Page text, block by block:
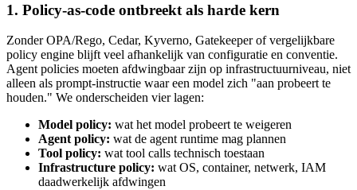
1. Policy-as-code ontbreekt als harde kern
Zonder OPA/Rego, Cedar, Kyverno, Gatekeeper of vergelijkbare
policy engine blijft veel afhankelijk van configuratie en conventie.
Agent policies moeten afdwingbaar zijn op infrastructuurniveau, niet
alleen als prompt-instructie waar een model zich "aan probeert te
houden." We onderscheiden vier lagen:
Model policy: wat het model probeert te weigeren
Agent policy: wat de agent runtime mag plannen
Tool policy: wat tool calls technisch toestaan
Infrastructure policy: wat OS, container, netwerk, IAM
daadwerkelijk afdwingen